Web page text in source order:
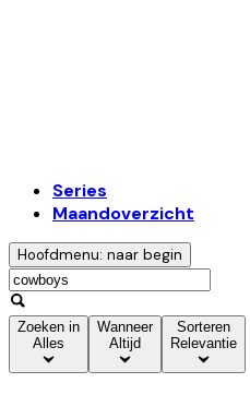
Series
Maandoverzicht
Hoofdmenu: naar begin
Zoeken in
Alles
Wanneer
Altijd
Sorteren
Relevantie